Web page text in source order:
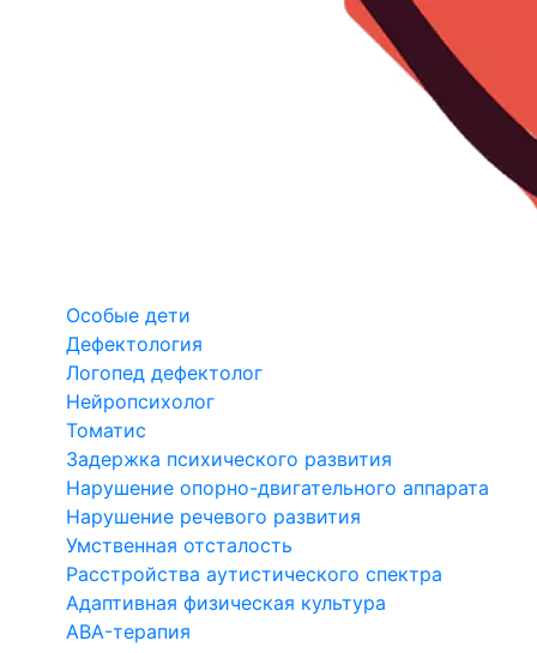
Особые дети
Дефектология
Логопед дефектолог
Нейропсихолог
Томатис
Задержка психического развития
Нарушение опорно-двигательного аппарата
Нарушение речевого развития
Умственная отсталость
Расстройства аутистического спектра
Адаптивная физическая культура
ABA-терапия